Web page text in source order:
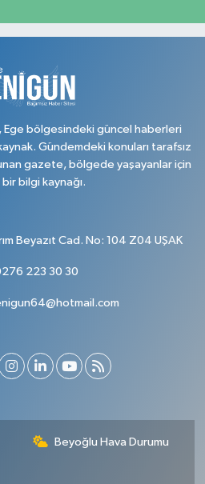
Ege bölgesindeki güncel haberleri
Gündemdeki konuları tarafsız
gazete, bölgede yaşayanlar için
bilgi kaynağı.
Beyazıt Cad. No: 104 Z04 UŞAK
223 30 30
Beyoğlu Hava Durumu